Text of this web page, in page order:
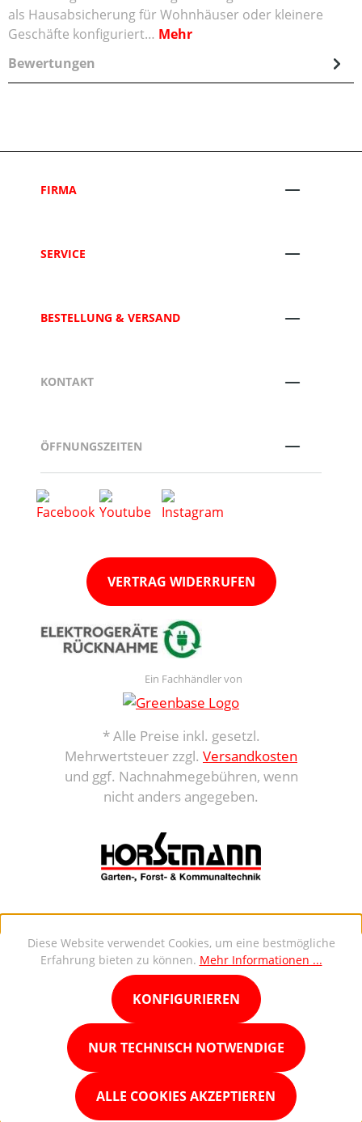
als Hausabsicherung für Wohnhäuser oder kleinere
Geschäfte konfiguriert… Mehr
Bewertungen
FIRMA
SERVICE
BESTELLUNG & VERSAND
KONTAKT
ÖFFNUNGSZEITEN
VERTRAG WIDERRUFEN
Ein Fachhändler von
* Alle Preise inkl. gesetzl.
Mehrwertsteuer zzgl. Versandkosten
und ggf. Nachnahmegebühren, wenn
nicht anders angegeben.
Diese Website verwendet Cookies, um eine bestmögliche
Erfahrung bieten zu können. Mehr Informationen ...
NUR TECHNISCH NOTWENDIGE
KONFIGURIEREN
ALLE COOKIES AKZEPTIEREN